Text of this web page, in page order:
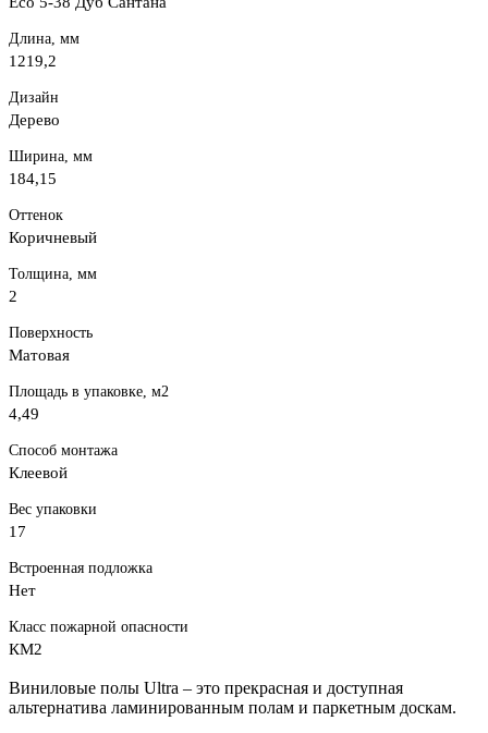
Длина, мм
1219,2
Дизайн
Дерево
Ширина, мм
184,15
Оттенок
Коричневый
Толщина, мм
2
Поверхность
Матовая
Площадь в упаковке, м2
4,49
Способ монтажа
Клеевой
Вес упаковки
17
Встроенная подложка
Нет
Класс пожарной опасности
КМ2
Виниловые полы Ultra – это прекрасная и доступная
альтернатива ламинированным полам и паркетным доскам.